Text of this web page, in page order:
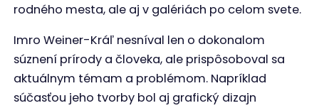
rodného mesta, ale aj v galériách po celom svete.
Imro Weiner-Kráľ nesníval len o dokonalom
súznení prírody a človeka, ale prispôsoboval sa
aktuálnym témam a problémom. Napríklad
súčasťou jeho tvorby bol aj grafický dizajn